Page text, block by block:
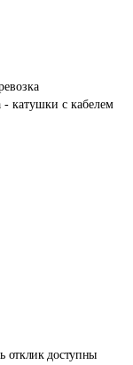
отклик доступны
- катушки с кабелем